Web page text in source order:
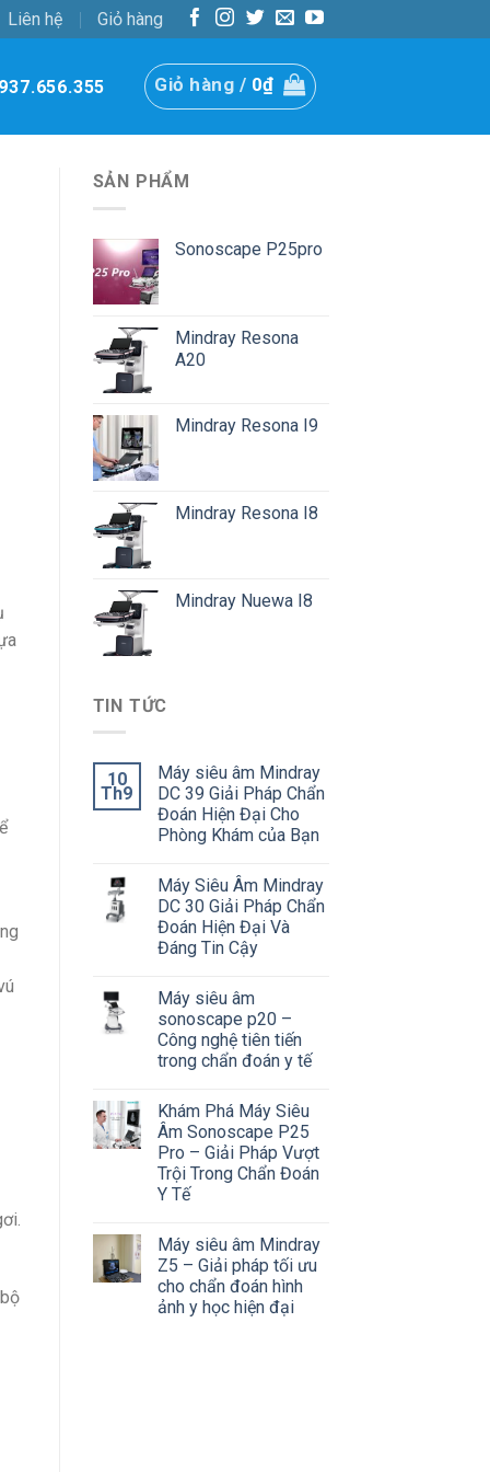
Liên hệ Giỏ hàng
Giỏ hàng / 0₫
SẢN PHẨM
Sonoscape P25pro
Mindray Resona
A20
Mindray Resona I9
Mindray Resona I8
Mindray Nuewa I8
TIN TỨC
10
Th9
Máy siêu âm Mindray
DC 39 Giải Pháp Chẩn
Đoán Hiện Đại Cho
Phòng Khám của Bạn
Máy Siêu Âm Mindray
DC 30 Giải Pháp Chẩn
Đoán Hiện Đại Và
Đáng Tin Cậy
Máy siêu âm
sonoscape p20 –
Công nghệ tiên tiến
trong chẩn đoán y tế
Khám Phá Máy Siêu
Âm Sonoscape P25
Pro – Giải Pháp Vượt
Trội Trong Chẩn Đoán
Y Tế
Máy siêu âm Mindray
Z5 – Giải pháp tối ưu
cho chẩn đoán hình
ảnh y học hiện đại